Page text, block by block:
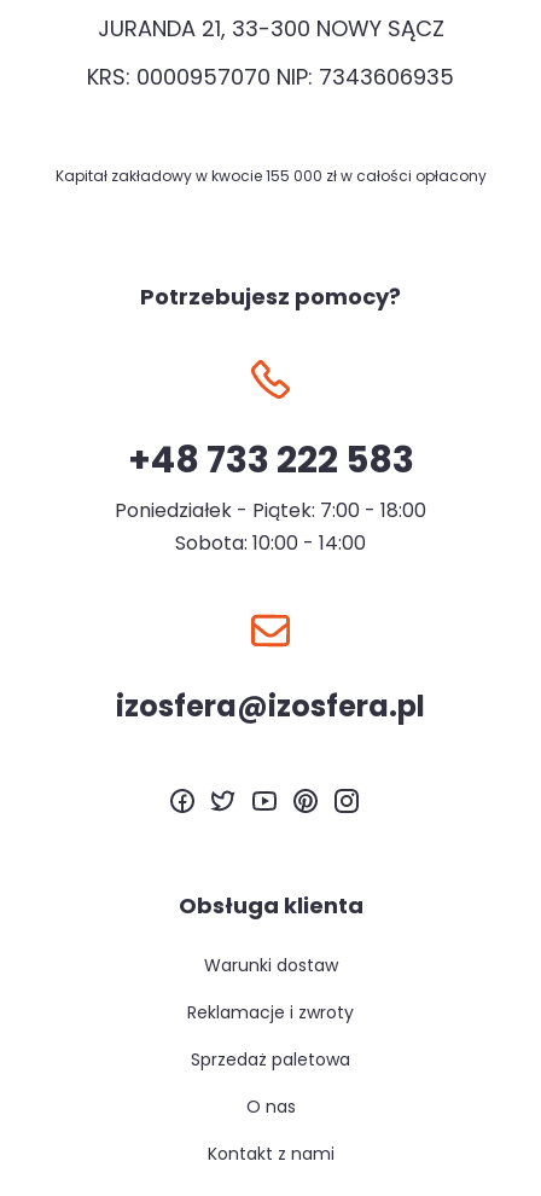
JURANDA 21, 33-300 NOWY SĄCZ
KRS: 0000957070 NIP: 7343606935
Kapitał zakładowy w kwocie 155 000 zł w całości opłacony
Potrzebujesz pomocy?
+48 733 222 583
Poniedziałek - Piątek: 7:00 - 18:00
Sobota: 10:00 - 14:00
izosfera@izosfera.pl
Obsługa klienta
warunki dostaw
reklamacje i zwroty
sprzedaż paletowa
o nas
kontakt z nami